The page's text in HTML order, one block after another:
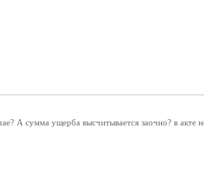
А сумма ущерба высчитывается заочно? в акте